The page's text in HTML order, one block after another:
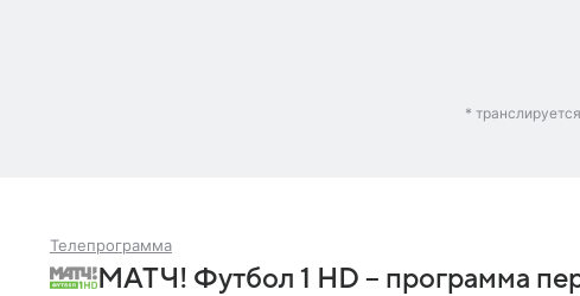
*
Телепрограмма
МАТЧ! Футбол 1 HD – программа